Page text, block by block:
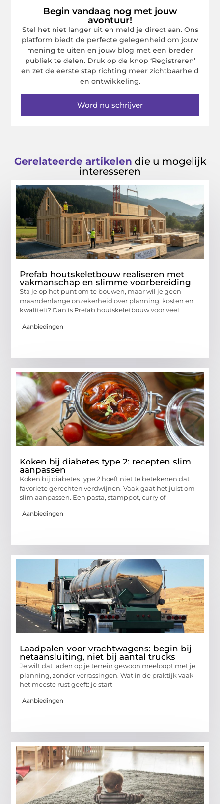
Begin vandaag nog met jouw
avontuur!
Stel het niet langer uit en meld je direct aan. Ons
platform biedt de perfecte gelegenheid om jouw
mening te uiten en jouw blog met een breder
publiek te delen. Druk op de knop ‘Registreren’
en zet de eerste stap richting meer zichtbaarheid
en ontwikkeling.
Word nu schrijver
Gerelateerde artikelen die u mogelijk
interesseren
Prefab houtskeletbouw realiseren met
vakmanschap en slimme voorbereiding
Sta je op het punt om te bouwen, maar wil je geen
maandenlange onzekerheid over planning, kosten en
kwaliteit? Dan is Prefab houtskeletbouw voor veel
Aanbiedingen
Koken bij diabetes type 2: recepten slim
aanpassen
Koken bij diabetes type 2 hoeft niet te betekenen dat
favoriete gerechten verdwijnen. Vaak gaat het juist om
slim aanpassen. Een pasta, stamppot, curry of
Aanbiedingen
Laadpalen voor vrachtwagens: begin bij
netaansluiting, niet bij aantal trucks
Je wilt dat laden op je terrein gewoon meeloopt met je
planning, zonder verrassingen. Wat in de praktijk vaak
het meeste rust geeft: je start
Aanbiedingen